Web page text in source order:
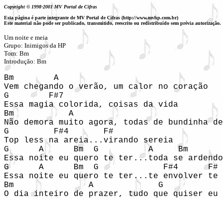
Copyright © 1998-2001 MV Portal de Cifras
Esta página é parte integrante de MV Portal de Cifras (http://www.mvhp.com.br)
Este material não pode ser publicado, transmitido, reescrito ou redistribuído sem prévia autorização.
Um noite e meia
Grupo: Inimigos da HP
Tom: Bm
Introdução: Bm
Bm        A
Vem chegando o verão, um calor no coração
G        F#7
Essa magia colorida, coisas da vida
Bm           A
Não demora muito agora, todas de bundinha
G         F#4       F#
Top less na areia...virando sereia
G      A      Bm  G          A     Bm
Essa noite eu quero te ter...toda se
G      A      Bm  G             F#4      F#
Essa noite eu quero te ter...te envolver
Bm               A             G
O dia inteiro de prazer, tudo que quiser